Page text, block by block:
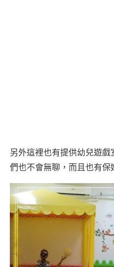
另外這裡也有提供幼兒遊
們也不會無聊，而且也有保